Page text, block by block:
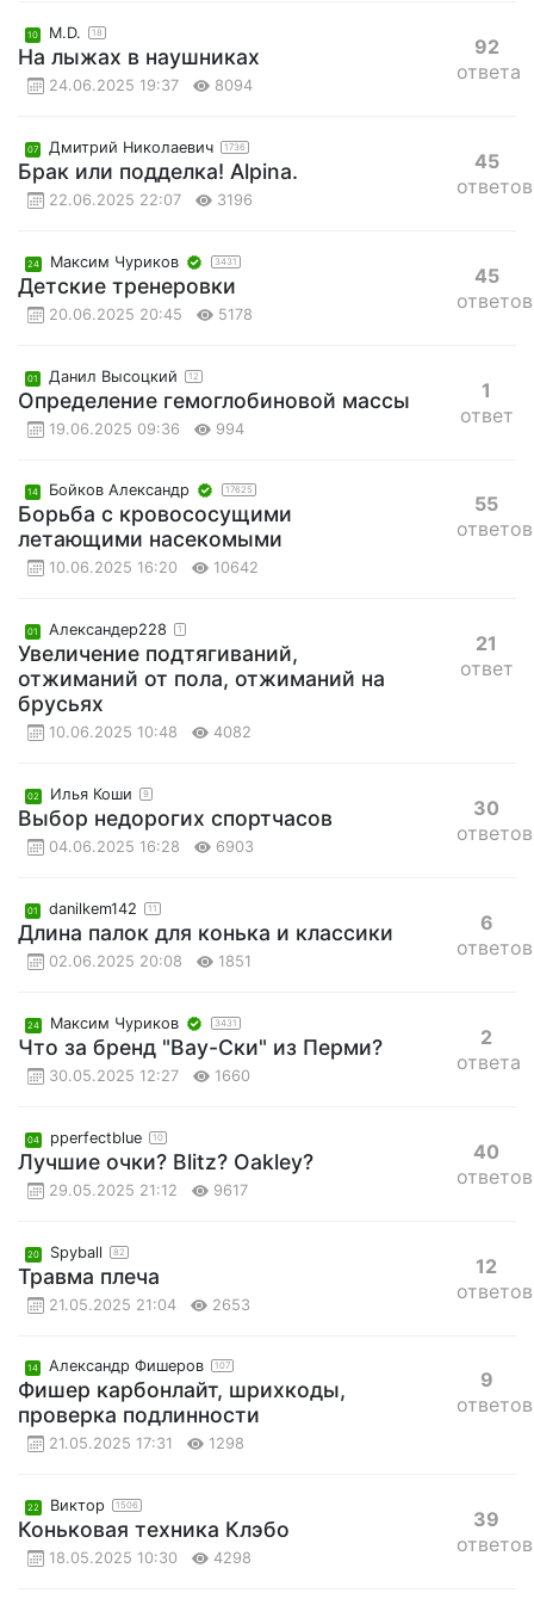
10 M.D. 18
На лыжах в наушниках
24.06.2025 19:37 8094
92
ответа
07 Дмитрий Николаевич 1736
Брак или подделка! Alpina.
22.06.2025 22:07 3196
45
ответов
24 Максим Чуриков 3431
Детские тренеровки
20.06.2025 20:45 5178
45
ответов
01 Данил Высоцкий 12
Определение гемоглобиновой массы
19.06.2025 09:36 994
1
ответ
14 Бойков Александр 17625
Борьба с кровососущими
летающими насекомыми
10.06.2025 16:20 10642
55
ответов
01 Александер228 1
Увеличение подтягиваний,
отжиманий от пола, отжиманий на
брусьях
10.06.2025 10:48 4082
21
ответ
02 Илья Коши 9
Выбор недорогих спортчасов
04.06.2025 16:28 6903
30
ответов
01 danilkem142 11
Длина палок для конька и классики
02.06.2025 20:08 1851
6
ответов
24 Максим Чуриков 3431
Что за бренд "Вау-Ски" из Перми?
30.05.2025 12:27 1660
2
ответа
04 pperfectblue 10
Лучшие очки? Blitz? Oakley?
29.05.2025 21:12 9617
40
ответов
20 Spyball 82
Травма плеча
21.05.2025 21:04 2653
12
ответов
14 Александр Фишеров 107
Фишер карбонлайт, шрихкоды,
проверка подлинности
21.05.2025 17:31 1298
9
ответов
22 Виктор 1506
Коньковая техника Клэбо
18.05.2025 10:30 4298
39
ответов